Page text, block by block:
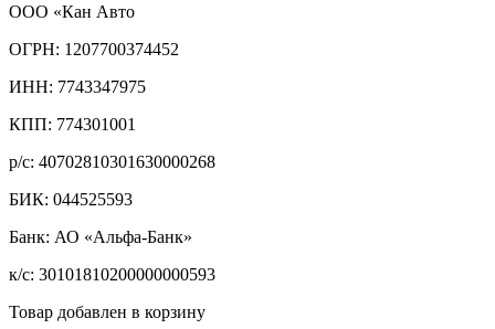
ООО «Кан Авто
ОГРН: 1207700374452
ИНН: 7743347975
КПП: 774301001
р/с: 40702810301630000268
БИК: 044525593
Банк: АО «Альфа-Банк»
к/с: 30101810200000000593
Товар добавлен в корзину